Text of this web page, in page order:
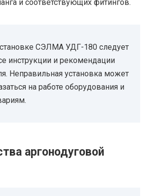
и соответствующих фитингов.
СЭЛМА УДГ-180 следует
инструкции и рекомендации
Неправильная установка может
на работе оборудования и
аргонодуговой